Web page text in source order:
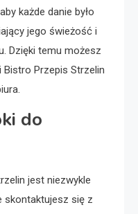
każde danie było
jego świeżość i
Dzięki temu możesz
Przepis Strzelin
do
jest niezwykle
skontaktujesz się z